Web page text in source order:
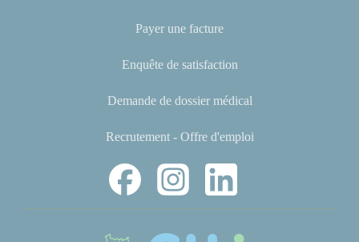
Payer une facture
Enquête de satisfaction
Demande de dossier médical
Recrutement - Offre d'emploi